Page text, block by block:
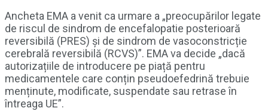
Ancheta EMA a venit ca urmare a „preocupărilor legate
de riscul de sindrom de encefalopatie posterioară
reversibilă (PRES) și de sindrom de vasoconstricție
cerebrală reversibilă (RCVS)”. EMA va decide „dacă
autorizațiile de introducere pe piață pentru
medicamentele care conțin pseudoefedrină trebuie
menținute, modificate, suspendate sau retrase în
întreaga UE”.